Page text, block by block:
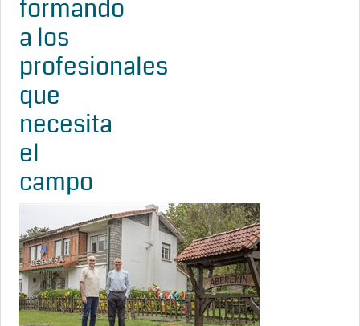
formando
a los
profesionales
que
necesita
el
campo